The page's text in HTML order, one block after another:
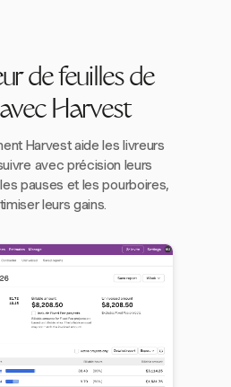
de feuilles de
Harvest
Harvest aide les livreurs
avec précision leurs
pauses et les pourboires,
leurs gains.